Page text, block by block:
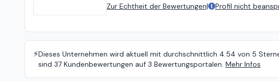
Zur Echtheit der Bewertungen| Profil nicht
⚡️Dieses Unternehmen wird aktuell mit durchschnittlich 4.54 von 5
sind 37 Kundenbewertungen auf 3 Bewertungsportalen. Mehr Infos